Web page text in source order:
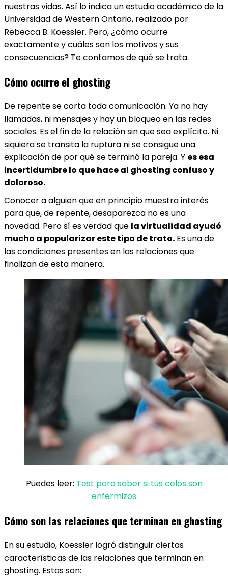
nuestras vidas. Así lo indica un estudio académico de la
Universidad de Western Ontario, realizado por
Rebecca B. Koessler. Pero, ¿cómo ocurre
exactamente y cuáles son los motivos y sus
consecuencias? Te contamos de qué se trata.
Cómo ocurre el ghosting
De repente se corta toda comunicación. Ya no hay
llamadas, ni mensajes y hay un bloqueo en las redes
sociales. Es el fin de la relación sin que sea explícito. Ni
siquiera se transita la ruptura ni se consigue una
explicación de por qué se terminó la pareja. Y es esa
incertidumbre lo que hace al ghosting confuso y
doloroso.
Conocer a alguien que en principio muestra interés
para que, de repente, desaparezca no es una
novedad. Pero sí es verdad que la virtualidad ayudó
mucho a popularizar este tipo de trato. Es una de
las condiciones presentes en las relaciones que
finalizan de esta manera.
Puedes leer: Test para saber si tus celos son
enfermizos
Cómo son las relaciones que terminan en ghosting
En su estudio, Koessler logró distinguir ciertas
características de las relaciones que terminan en
ghosting. Estas son: